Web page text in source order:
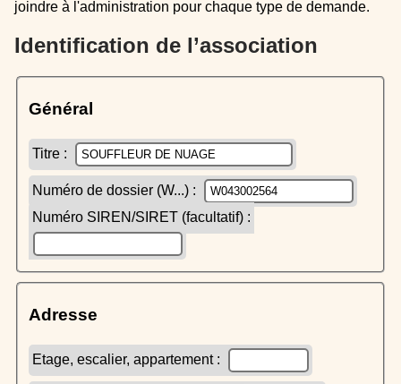
joindre à l'administration pour chaque type de demande.
Identification de l’association
Général
Titre :
Numéro de dossier (W...) :
Numéro SIREN/SIRET (facultatif) :
Adresse
Etage, escalier, appartement :